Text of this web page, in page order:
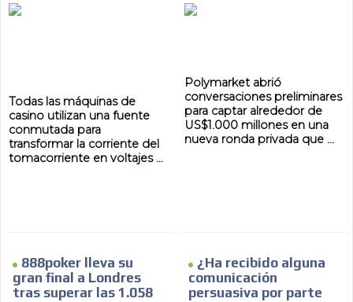
Todas las máquinas de
casino utilizan una fuente
conmutada para
transformar la corriente del
tomacorriente en voltajes ...
Polymarket abrió
conversaciones preliminares
para captar alrededor de
US$1.000 millones en una
nueva ronda privada que ...
888poker lleva su
gran final a Londres
tras superar las 1.058
¿Ha recibido alguna
comunicación
persuasiva por parte